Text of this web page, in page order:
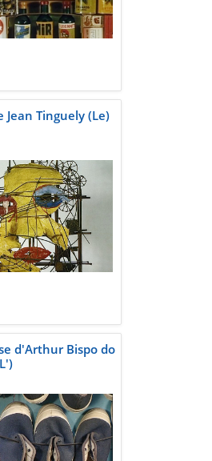
Jean Tinguely (Le)
d'Arthur Bispo do